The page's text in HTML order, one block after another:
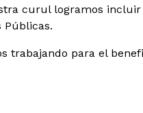
curul logramos
Públicas.
trabajando para el